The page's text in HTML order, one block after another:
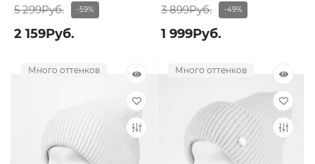
5 299Руб. -59%
2 159Руб.
3 899Руб. -49%
1 999Руб.
Много оттенков Много оттенков